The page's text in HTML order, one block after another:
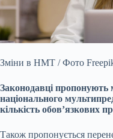
Зміни в НМТ / Фото
Законодавці
національного
кількість обов’язкових
Також пропонується